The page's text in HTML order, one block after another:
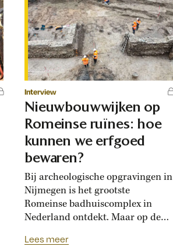
Interview
Nieuwbouwwijken op
Romeinse ruïnes: hoe
kunnen we erfgoed
bewaren?
Bij archeologische opgravingen in
Nijmegen is het grootste
Romeinse badhuiscomplex in
Nederland ontdekt. Maar op de
binnenkort een nieuwe woonwijk
Lees meer